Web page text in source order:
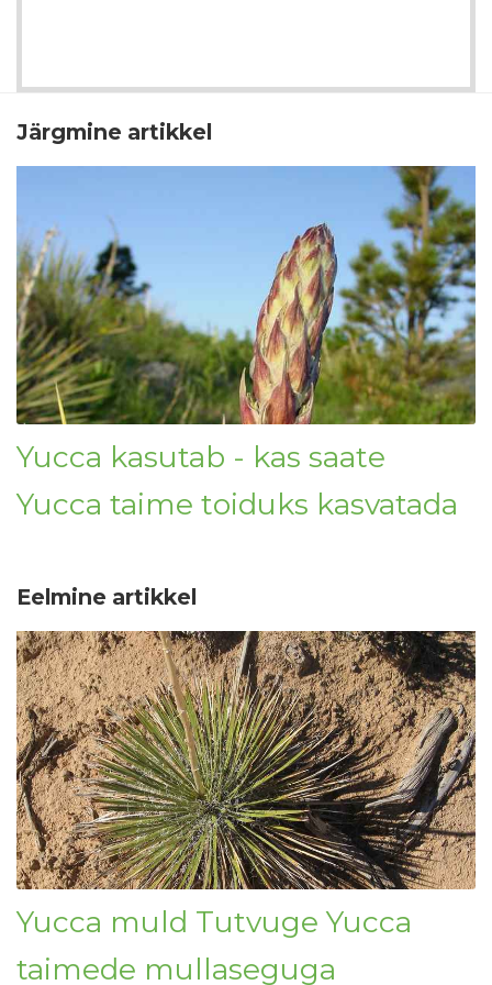
Järgmine artikkel
Yucca kasutab - kas saate
Yucca taime toiduks kasvatada
Eelmine artikkel
Yucca muld Tutvuge Yucca
taimede mullaseguga